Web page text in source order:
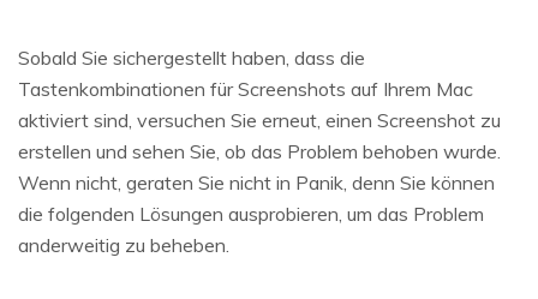
Sobald Sie sichergestellt haben, dass die
Tastenkombinationen für Screenshots auf Ihrem Mac
aktiviert sind, versuchen Sie erneut, einen Screenshot zu
erstellen und sehen Sie, ob das Problem behoben wurde.
Wenn nicht, geraten Sie nicht in Panik, denn Sie können
die folgenden Lösungen ausprobieren, um das Problem
anderweitig zu beheben.